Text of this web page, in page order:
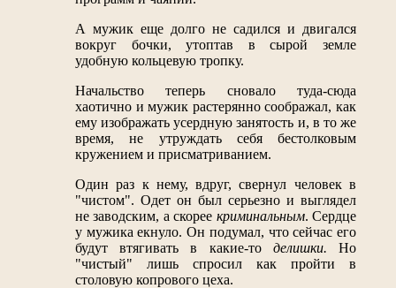
А мужик еще долго не садился и двигался
вокруг бочки, утоптав в сырой земле
удобную кольцевую тропку.
Начальство теперь сновало туда-сюда
хаотично и мужик растерянно соображал, как
ему изображать усердную занятость и, в то же
время, не утруждать себя бестолковым
кружением и присматриванием.
Один раз к нему, вдруг, свернул человек в
"чистом". Одет он был серьезно и выглядел
не заводским, а скорее криминальным. Сердце
у мужика екнуло. Он подумал, что сейчас его
будут втягивать в какие-то делишки. Но
"чистый" лишь спросил как пройти в
столовую копрового цеха.